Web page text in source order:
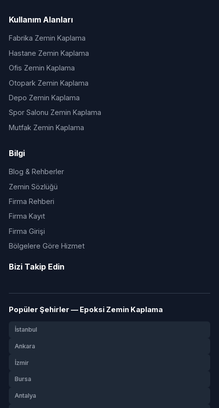
Kullanım Alanları
Fabrika Zemin Kaplama
Hastane Zemin Kaplama
Ofis Zemin Kaplama
Otopark Zemin Kaplama
Depo Zemin Kaplama
Spor Salonu Zemin Kaplama
Mutfak Zemin Kaplama
Bilgi
Blog & Rehberler
Zemin Sözlüğü
Firma Rehberi
Firma Kayıt
Firma Girişi
Bölgelere Göre Hizmet
Bizi Takip Edin
Popüler Şehirler — Epoksi Zemin Kaplama
İstanbul
Ankara
İzmir
Bursa
Antalya